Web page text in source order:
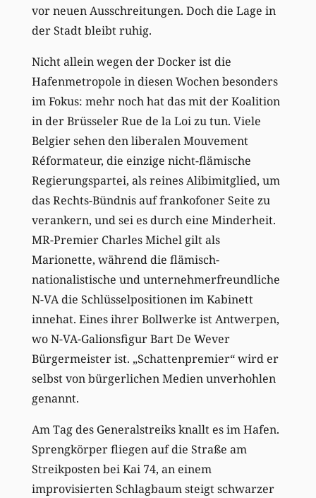
vor neuen Ausschreitungen. Doch die Lage in
der Stadt bleibt ruhig.
Nicht allein wegen der Docker ist die
Hafenmetropole in diesen Wochen besonders
im Fokus: mehr noch hat das mit der Koalition
in der Brüsseler Rue de la Loi zu tun. Viele
Belgier sehen den liberalen Mouvement
Réformateur, die einzige nicht-flämische
Regierungspartei, als reines Alibimitglied, um
das Rechts-Bündnis auf frankofoner Seite zu
verankern, und sei es durch eine Minderheit.
MR-Premier Charles Michel gilt als
Marionette, während die flämisch-
nationalistische und unternehmerfreundliche
N-VA die Schlüsselpositionen im Kabinett
innehat. Eines ihrer Bollwerke ist Antwerpen,
wo N-VA-Galionsfigur Bart De Wever
Bürgermeister ist. „Schattenpremier“ wird er
selbst von bürgerlichen Medien unverhohlen
genannt.
Am Tag des Generalstreiks knallt es im Hafen.
Sprengkörper fliegen auf die Straße am
Streikposten bei Kai 74, an einem
improvisierten Schlagbaum steigt schwarzer